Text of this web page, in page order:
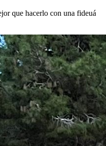
que hacerlo con una fideuá